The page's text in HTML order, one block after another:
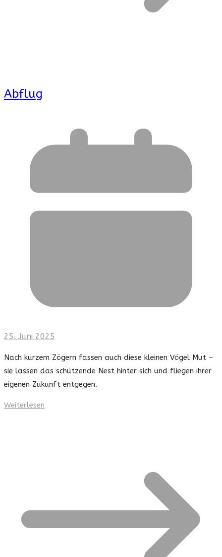
Abflug
25. Juni 2025
Nach kurzem Zögern fassen auch diese kleinen Vögel Mut –
sie lassen das schützende Nest hinter sich und fliegen ihrer
eigenen Zukunft entgegen.
Weiterlesen